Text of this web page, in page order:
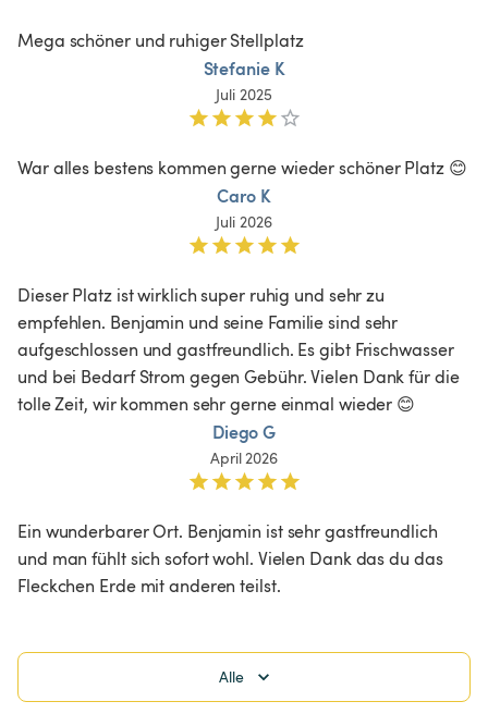
Mega schöner und ruhiger Stellplatz
Stefanie K
Juli 2025
War alles bestens kommen gerne wieder schöner Platz 😊
Caro K
Juli 2026
Dieser Platz ist wirklich super ruhig und sehr zu
empfehlen. Benjamin und seine Familie sind sehr
aufgeschlossen und gastfreundlich. Es gibt Frischwasser
und bei Bedarf Strom gegen Gebühr. Vielen Dank für die
tolle Zeit, wir kommen sehr gerne einmal wieder 😊
Diego G
April 2026
Ein wunderbarer Ort. Benjamin ist sehr gastfreundlich
und man fühlt sich sofort wohl. Vielen Dank das du das
Fleckchen Erde mit anderen teilst.
Alle